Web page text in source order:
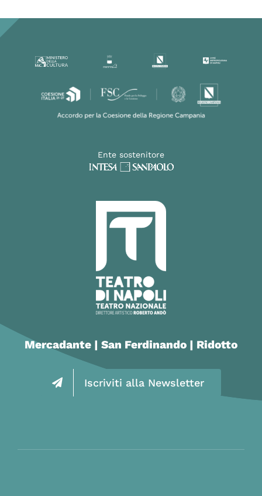
Ente sostenitore
Mercadante | San Ferdinando | Ridotto
Iscriviti alla Newsletter